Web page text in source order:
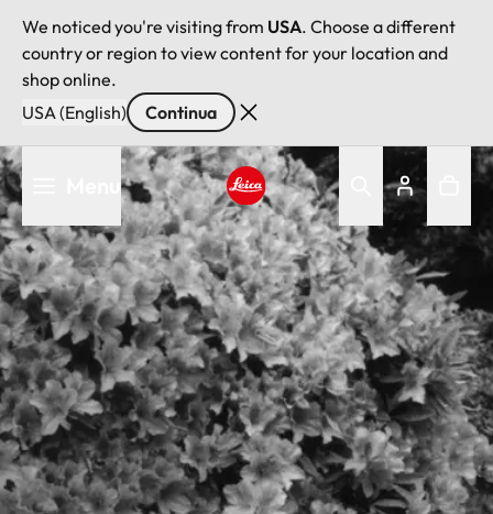
We noticed you're visiting from USA. Choose a different
country or region to view content for your location and
shop online.
USA (English)
Continua
Salta
al
contenuto
principale
Leica logo - Home